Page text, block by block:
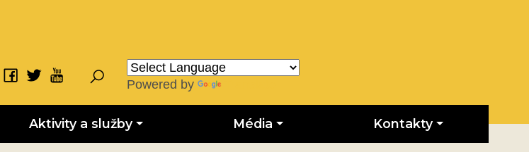
Powered by
Aktivity a služby Média Kontakty